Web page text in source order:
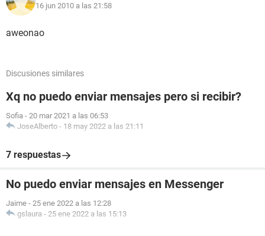
16 jun 2010 a las 21:58
aweonao
Discusiones similares
Xq no puedo enviar mensajes pero si recibir?
Sofia - 20 mar 2021 a las 06:53
JoseAlberto - 18 may 2022 a las 21:11
7 respuestas
No puedo enviar mensajes en Messenger
Jaime - 25 ene 2022 a las 12:28
gslaura - 25 ene 2022 a las 15:13